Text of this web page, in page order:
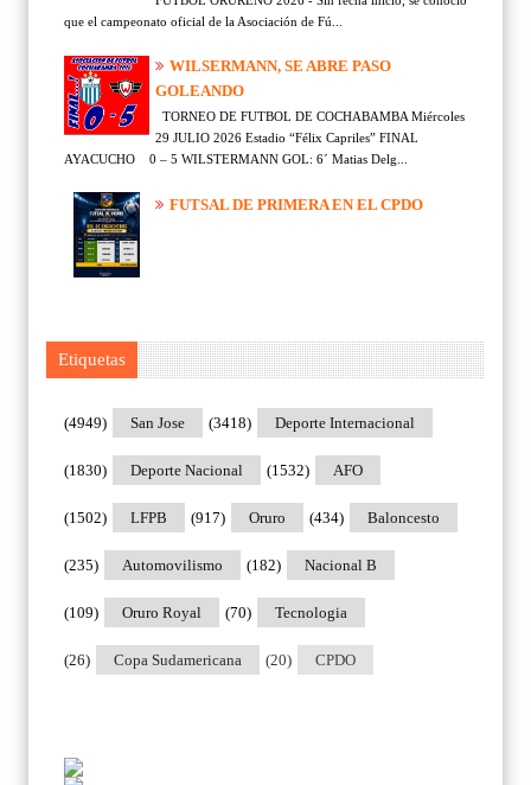
que el campeonato oficial de la Asociación de Fú...
WILSERMANN, SE ABRE PASO
GOLEANDO
TORNEO DE FUTBOL DE COCHABAMBA Miércoles
29 JULIO 2026 Estadio “Félix Capriles” FINAL
AYACUCHO 0 – 5 WILSTERMANN GOL: 6´ Matias Delg...
FUTSAL DE PRIMERA EN EL CPDO
Etiquetas
San Jose
(4949) Deporte Internacional
(3418)
Deporte Nacional
(1830) AFO
(1532)
LFPB
(1502) Oruro
(917) Baloncesto
(434)
Automovilismo
(235) Nacional B
(182)
Oruro Royal
(109) Tecnologia
(70)
Copa Sudamericana
(26) CPDO
(20)